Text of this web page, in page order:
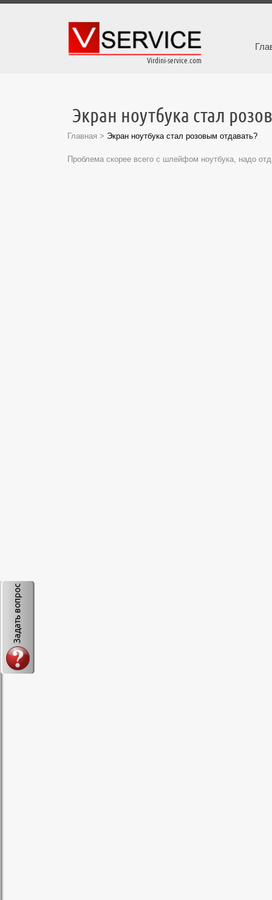
Virdini-service.com
Экран ноутбука стал
Главная > Экран ноутбука стал розовым отдавать?
Проблема скорее всего с шлейфом ноутбука, надо